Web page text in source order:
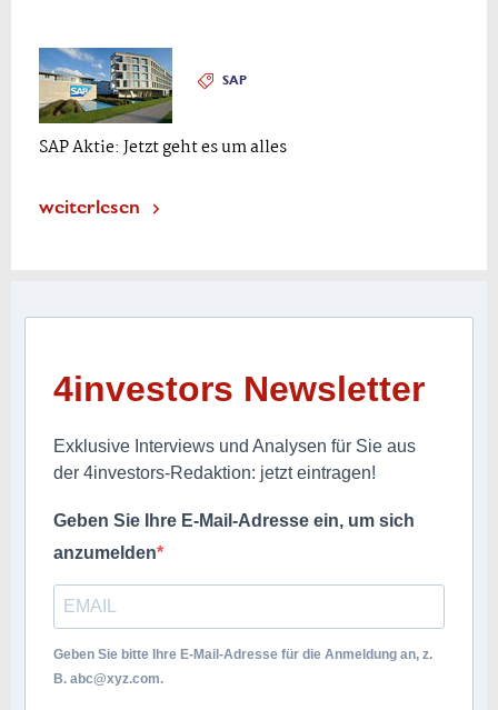
SAP
SAP Aktie: Jetzt geht es um alles
weiterlesen
4investors Newsletter
Exklusive Interviews und Analysen für Sie aus
der 4investors-Redaktion: jetzt eintragen!
Geben Sie Ihre E-Mail-Adresse ein, um sich
anzumelden
Geben Sie bitte Ihre E-Mail-Adresse für die Anmeldung an, z.
B. abc@xyz.com.